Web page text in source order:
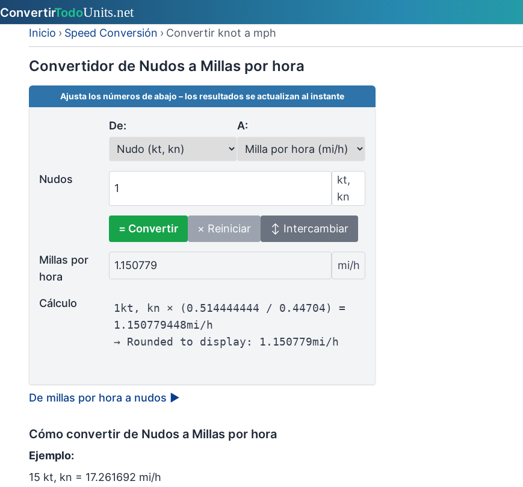
Inicio › Speed Conversión › Convertir knot a mph
Convertidor de Nudos a Millas por hora
Ajusta los números de abajo – los resultados se actualizan al instante
De: A:
Nudos
kt,
kn
= Convertir × Reiniciar ↕ Intercambiar
Millas por
hora
1.150779 mi/h
Cálculo
1kt, kn × (0.514444444 / 0.44704) =
1.150779448mi/h
→ Rounded to display: 1.150779mi/h
De millas por hora a nudos ▶
Cómo convertir de Nudos a Millas por hora
Ejemplo:
15 kt, kn = 17.261692 mi/h